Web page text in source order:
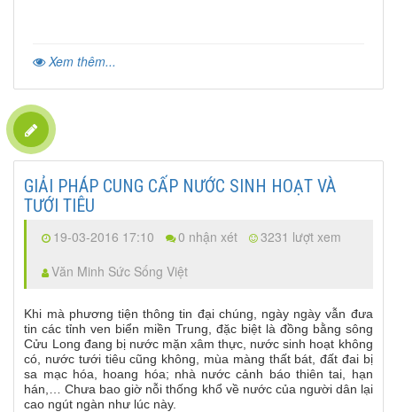
Xem thêm...
GIẢI PHÁP CUNG CẤP NƯỚC SINH HOẠT VÀ
TƯỚI TIÊU
19-03-2016 17:10 0 nhận xét
3231 lượt xem
Văn Minh Sức Sống Việt
Khi mà phương tiện thông tin đại chúng, ngày ngày vẫn đưa
tin các tỉnh ven biển miền Trung, đặc biệt là đồng bằng sông
Cửu Long đang bị nước mặn xâm thực, nước sinh hoạt không
có, nước tưới tiêu cũng không, mùa màng thất bát, đất đai bị
sa mạc hóa, hoang hóa; nhà nước cảnh báo thiên tai, hạn
hán,… Chưa bao giờ nỗi thống khổ về nước của người dân lại
cao ngút ngàn như lúc này.